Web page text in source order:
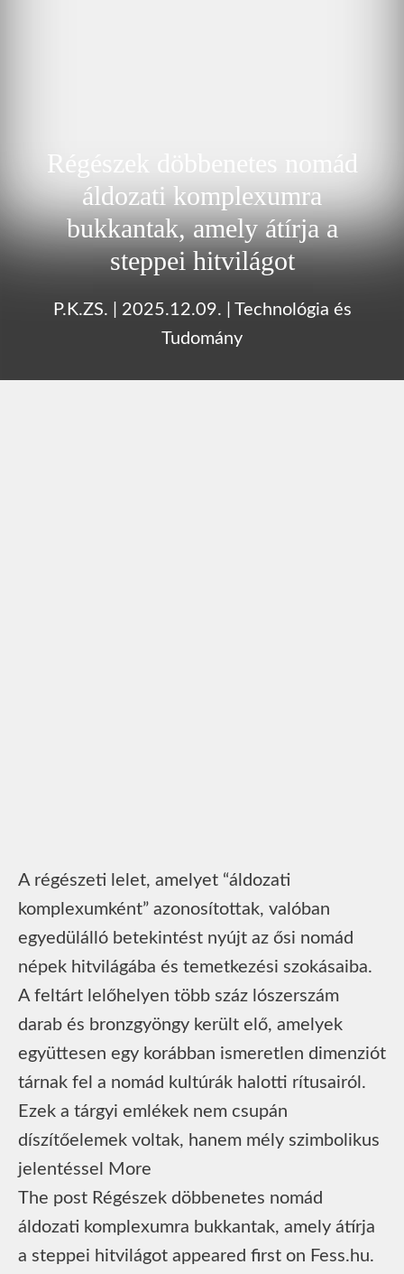
Régészek döbbenetes nomád
áldozati komplexumra
bukkantak, amely átírja a
steppei hitvilágot
P.K.ZS. 2025.12.09.
Technológia és
Tudomány
A régészeti lelet, amelyet “áldozati
komplexumként” azonosítottak, valóban
egyedülálló betekintést nyújt az ősi nomád
népek hitvilágába és temetkezési szokásaiba.
A feltárt lelőhelyen több száz lószerszám
darab és bronzgyöngy került elő, amelyek
együttesen egy korábban ismeretlen dimenziót
tárnak fel a nomád kultúrák halotti rítusairól.
Ezek a tárgyi emlékek nem csupán
díszítőelemek voltak, hanem mély szimbolikus
jelentéssel More
The post Régészek döbbenetes nomád
áldozati komplexumra bukkantak, amely átírja
a steppei hitvilágot appeared first on Fess.hu.